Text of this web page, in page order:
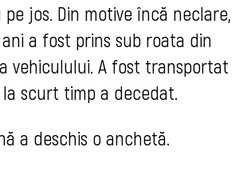
jos. Din motive încă neclare,
a fost prins sub roata din
vehiculului. A fost transportat
la scurt timp a decedat.
a deschis o anchetă.